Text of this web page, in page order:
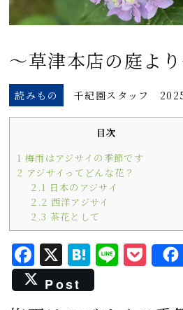
～草津本店の庭よ
読みもの 千紀園スタッフ
目次
1 梅雨はアジサイの季節です
2 アジサイってどんな花？
2.1 日本のアジサイ
2.2 西洋アジサイ
2.3 茶花として
F
a
c
X H
a
t
L
i
P
o
Post